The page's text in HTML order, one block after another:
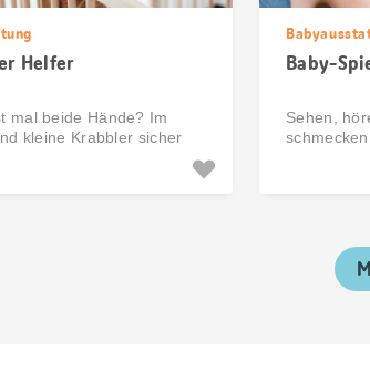
Helfer
mal beide Hände? Im
kleine Krabbler sicher
Baby-
Sehen,